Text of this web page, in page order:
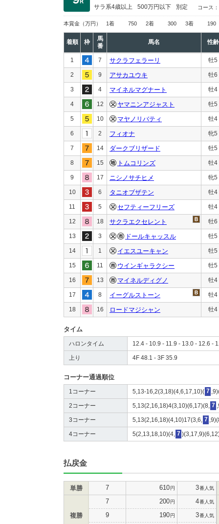
サラ系4歳以上 500万円以下 別定 コース：
本賞金 （万円） 1着 750 2着 300 3着 190
着順 枠
馬
番
馬名 性齢
1 7 サクラフェラーリ 牡5
2 9 アサカユウキ 牡6
3 4 マイネルマグナート 牡4
4 12 ヤマニンアジャスト 牡5
5 10 マヤノリバティ 牡4
6 2 フィオナ 牝5
7 14 ダークブリザード 牡5
8 15 トムコリンズ 牡4
9 17 ニシノサチヒメ 牝5
10 6 タニオブザテン 牡4
11 5 セフティーフリーズ 牡4
12 18 サクラエクセレント 牡6
13 3 ドールキャッスル 牡5
14 1 イエスユーキャン 牡5
15 11 ウインギャラクシー 牡5
16 13 マイネルディグノ 牡4
17 8 イーグルストーン 牡4
18 16 ロードマジシャン 牡4
タイム
ハロンタイム 12.4 - 10.9 - 11.9 - 13.0 - 12.6 -
上り 4F 48.1 - 3F 35.9
コーナー通過順位
1コーナー 5,13-16,2(3,18)(4,6,17,10)( 7
2コーナー 5,13(2,16,18)4(3,10)(6,17)(8, 7
3コーナー 5,13(2,16,18)(4,10)17(3,6, 7
4コーナー 5(2,13,18,10)(4, 7
払戻金
単勝 7 610円 3番人気
複勝
7 200円 4番人気
9 190円 3番人気